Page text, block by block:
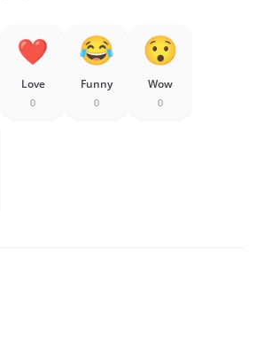
Love
0
Funny
0
Wow
0